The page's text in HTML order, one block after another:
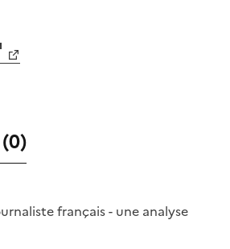
(0)
français - une analyse